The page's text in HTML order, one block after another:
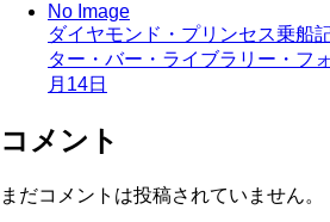
No Image
ダイヤモンド・プリンセス乗船
ター・バー・ライブラリー・フ
月14日
コメント
まだコメントは投稿されていません。